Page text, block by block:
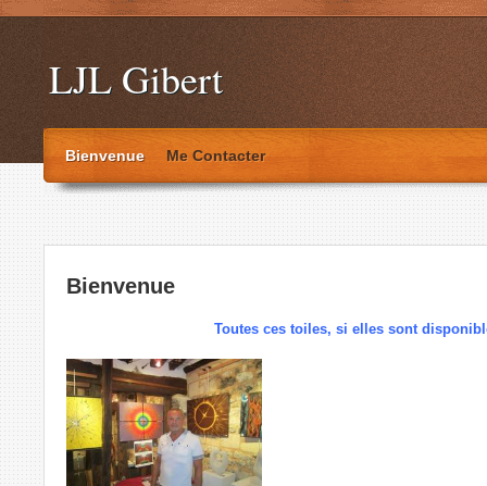
LJL Gibert
Bienvenue Me Contacter
Bienvenue
Toutes ces toiles, si elles sont